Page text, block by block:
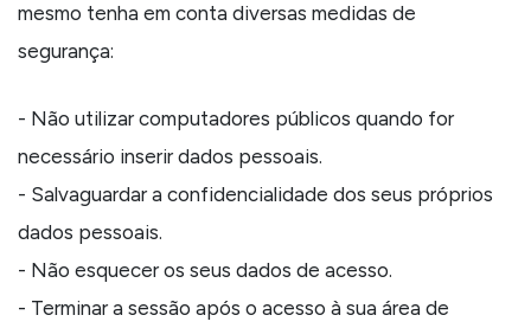
mesmo tenha em conta diversas medidas de
segurança:
- Não utilizar computadores públicos quando for
necessário inserir dados pessoais.
- Salvaguardar a confidencialidade dos seus próprios
dados pessoais.
- Não esquecer os seus dados de acesso.
- Terminar a sessão após o acesso à sua área de